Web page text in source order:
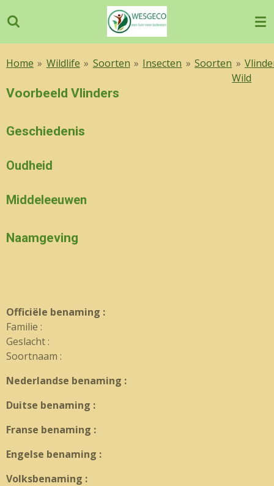
direct
naar
hoofdinhoud
Home » Wildlife » Soorten » Insecten » Soorten »
Wild
Voorbeeld Vlinders
Geschiedenis
Oudheid
Middeleeuwen
Naamgeving
Officiële benaming :
Familie :
Geslacht :
Soortnaam :
Nederlandse benaming :
Duitse benaming :
Franse benaming :
Engelse benaming :
Volksbenaming :